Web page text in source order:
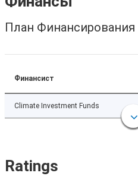
План
Финансист
Climate Investment Funds
Ratings